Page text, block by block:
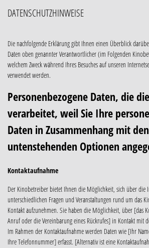
DATENSCHUTZHINWEISE
Die nachfolgende Erklärung gibt Ihnen einen Überblick
Daten oben genannter Verantwortlicher (im Folgenden
welchem Zweck während Ihres Besuches auf unseren
verwendet werden.
Personenbezogene Daten, die
verarbeitet, weil Sie Ihre
Daten in Zusammenhang mit den
untenstehenden Optionen
Kontaktaufnahme
Der Kinobetreiber bietet Ihnen die Möglichkeit, sich über die
unterschiedlichen Fragen und Veranstaltungen rund um das
Kontakt aufzunehmen. Sie haben die Möglichkeit, über [das
Anruf oder die Vereinbarung eines Rückrufes] in Kontakt mit
Im Rahmen der Kontaktaufnahme werden Daten wie [Ihr
Ihre Telefonnummer] erfasst. [Alternativ ist eine